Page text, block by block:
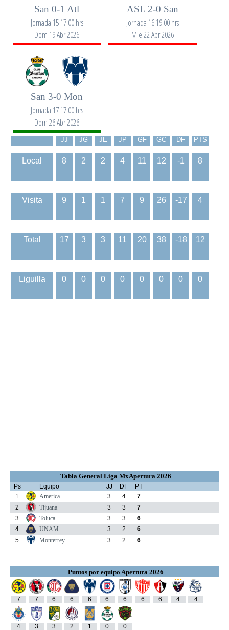
San 0-1 Atl
Jornada 15 17:00 hrs
Dom 19 Abr 2026
ASL 2-0 San
Jornada 16 19:00 hrs
Mie 22 Abr 2026
San 3-0 Mon
Jornada 17 17:00 hrs
Dom 26 Abr 2026
JJ JG JE JP GF GC DF PTS
Local 8 2 2 4 11 12 -1 8
Visita 9 1 1 7 9 26 -17 4
Total 17 3 3 11 20 38 -18 12
Liguilla 0 0 0 0 0 0 0 0
Tabla General Liga MxApertura 2026
Ps Equipo JJ DF
PT
1
America 3 4
7
2
Tijuana 3 3
7
3
Toluca 3 3
6
4
UNAM 3 2
6
5
Monterrey 3 2 6
Puntos por equipo Apertura 2026
7 7 6 6 6 6 6 6 6 4 4
4 3 3 2 1 0 0